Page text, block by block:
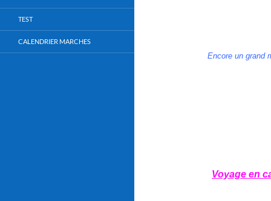
Encore un grand
Voyage en
TEST
CALENDRIER MARCHES